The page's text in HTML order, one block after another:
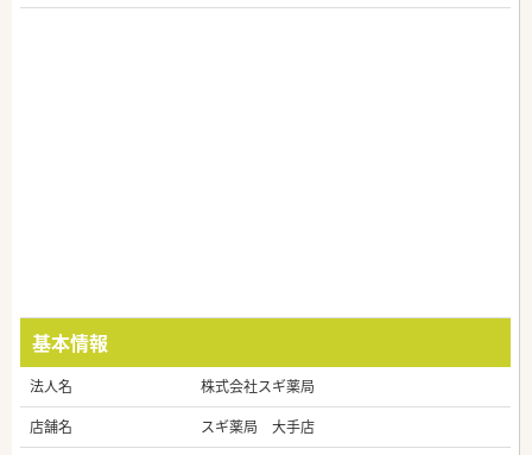
基本情報
法人名
株式会社スギ薬局
店舗名
スギ薬局 大手店